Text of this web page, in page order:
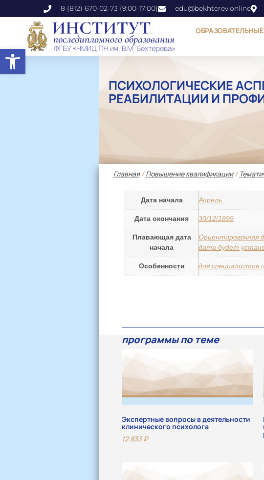
Открыть панель инструментов
8 (812) 670-02-73 (9:00-17:00) edu@bekhterev.online
ПСИХОЛОГИЧЕСКИЕ
РЕАБИЛИТАЦИИ И
Главная/Повышение квалификации/
Дата начала Апрель
Дата окончания 30/12/1899
Плавающая дата
начала
Ориентировочная
дата будет
Особенности для специалистов
программы по теме
Экспертные вопросы в деятельности
клинического психолога
12 833₽